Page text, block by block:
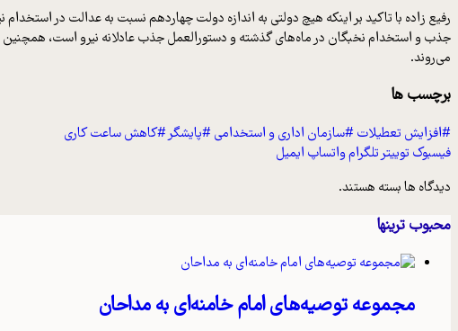
رفیع زاده با تاکید بر اینکه هیچ دولتی به اندازه دولت چهاردهم نسبت به عدالت در
جذب و استخدام نخبگان در ماه‌های گذشته و دستورالعمل جذب عادلانه نیرو است،
می‌روند.
برچسب ها
#افزایش تعطیلات#سازمان اداری و استخدامی#پایشگر#کاهش ساعت کاری
فیسبوک توییترتلگرامواتساپ ایمیل
دیدگاه ها بسته هستند.
محبوب ترینها
مجموعه توصیه‌های امام خامنه‌ای به مداحان